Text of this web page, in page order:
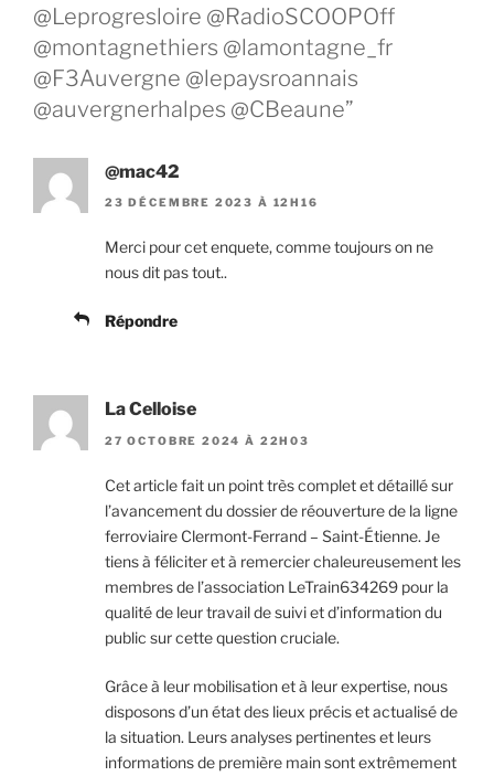
@Leprogresloire @RadioSCOOPOff
@montagnethiers @lamontagne_fr
@F3Auvergne @lepaysroannais
@auvergnerhalpes @CBeaune”
@mac42
23 DÉCEMBRE 2023 À 12H16
Merci pour cet enquete, comme toujours on ne
nous dit pas tout..
Répondre
La Celloise
27 OCTOBRE 2024 À 22H03
Cet article fait un point très complet et détaillé sur
l’avancement du dossier de réouverture de la ligne
ferroviaire Clermont-Ferrand – Saint-Étienne. Je
tiens à féliciter et à remercier chaleureusement les
membres de l’association LeTrain634269 pour la
qualité de leur travail de suivi et d’information du
public sur cette question cruciale.
Grâce à leur mobilisation et à leur expertise, nous
disposons d’un état des lieux précis et actualisé de
la situation. Leurs analyses pertinentes et leurs
informations de première main sont extrêmement